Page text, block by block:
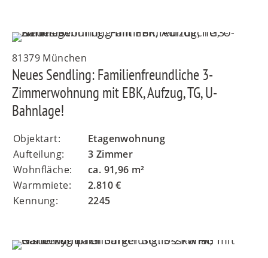
81379 München
Neues Sendling: Familienfreundliche 3-
Zimmerwohnung mit EBK, Aufzug, TG, U-
Bahnlage!
Objektart:
Etagenwohnung
Aufteilung:
3 Zimmer
Wohnfläche:
ca. 91,96 m²
Warmmiete:
2.810 €
Kennung:
2245